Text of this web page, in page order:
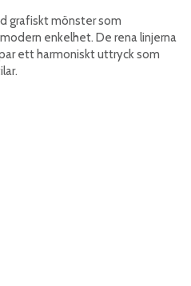
grafiskt mönster som
enkelhet. De rena linjerna
ett harmoniskt uttryck som